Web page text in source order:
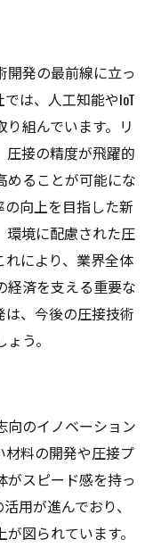
開発の最前線に立っ
は、人工知能やIoT
組んでいます。リ
圧接の精度が飛躍的
めることが可能にな
向上を目指した新
環境に配慮された圧
により、業界全体
経済を支える重要な
は、今後の圧接技術
う。
向のイノベーション
材料の開発や圧接プ
がスピード感を持っ
用が進んでおり、
図られています。